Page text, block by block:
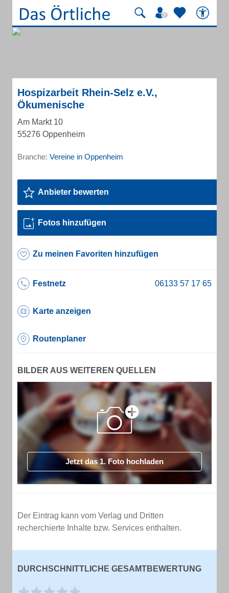
Hospizarbeit Rhein-Selz e.V.,
Ökumenische
Am Markt 10
55276 Oppenheim
Branche: Vereine in Oppenheim
Anbieter bewerten
Fotos hinzufügen
Zu meinen Favoriten hinzufügen
Festnetz
Karte anzeigen
Routenplaner
BILDER AUS WEITEREN QUELLEN
Jetzt das 1. Foto hochladen
Der Eintrag kann vom Verlag und Dritten
recherchierte Inhalte bzw. Services enthalten.
DURCHSCHNITTLICHE GESAMTBEWERTUNG